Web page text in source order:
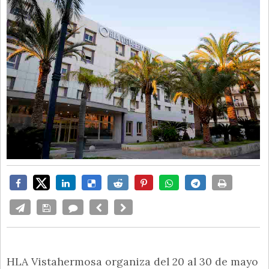
HLA Vistahermosa organiza del 20 al 30 de mayo